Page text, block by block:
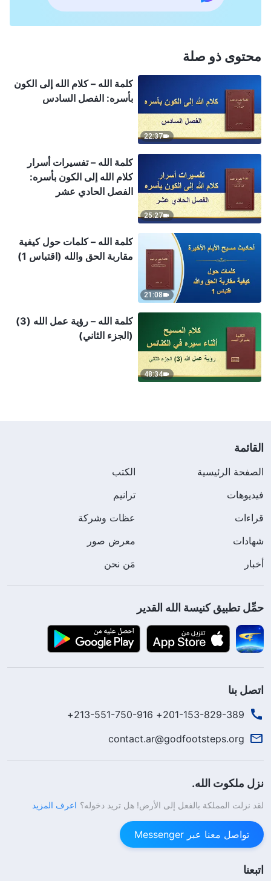
محتوى ذو صلة
22:37
كلمة الله – كلام الله إلى الكون
بأسره: الفصل السادس
25:27
كلمة الله – تفسيرات أسرار
كلام الله إلى الكون بأسره:
الفصل الحادي عشر
21:08
كلمة الله – كلمات حول كيفية
مقاربة الحق والله (اقتباس 1)
48:34
كلمة الله – رؤية عمل الله (3)
(الجزء الثاني)
القائمة
الصفحة الرئيسية
الكتب
فيديوهات
ترانيم
قراءات
عظات وشركة
شهادات
معرض صور
أخبار
مَن نحن
حمِّل تطبيق كنيسة الله القدير
اتصل بنا
201-153-829-389+ 213-551-750-916+
contact.ar@godfootsteps.org
نزل ملكوت الله.
لقد نزلت المملكة بالفعل إلى الأرض! هل تريد دخوله؟ اعرف المزيد
تواصل معنا عبر Messenger
اتبعنا